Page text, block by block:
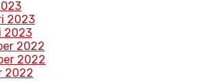
2023
2023
2022
2022
2022